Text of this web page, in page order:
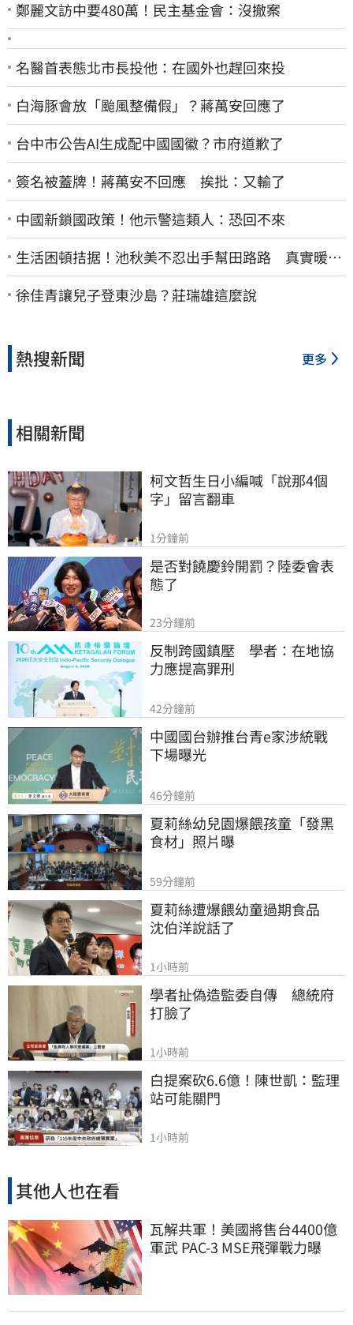
鄭麗文訪中要480萬！民主基金會：沒撤案
名醫首表態北市長投他：在國外也趕回來投
白海豚會放「颱風整備假」？蔣萬安回應了
台中市公告AI生成配中國國徽？市府道歉了
簽名被蓋牌！蔣萬安不回應 挨批：又輸了
中國新鎖國政策！他示警這類人：恐回不來
生活困頓拮据！池秋美不忍出手幫田路路 真實暖舉
曝光
徐佳青讓兒子登東沙島？莊瑞雄這麼說
熱搜新聞 更多
相關新聞
柯文哲生日小編喊「說那4個
字」留言翻車
1分鐘前
是否對饒慶鈴開罰？陸委會表
態了
23分鐘前
反制跨國鎮壓　學者：在地協
力應提高罪刑
42分鐘前
中國國台辦推台青e家涉統戰
下場曝光
46分鐘前
夏莉絲幼兒園爆餵孩童「發黑
食材」照片曝
59分鐘前
夏莉絲遭爆餵幼童過期食品
沈伯洋說話了
1小時前
學者扯偽造監委自傳　總統府
打臉了
1小時前
白提案砍6.6億！陳世凱：監理
站可能關門
1小時前
其他人也在看
瓦解共軍！美國將售台4400億
軍武 PAC-3 MSE飛彈戰力曝